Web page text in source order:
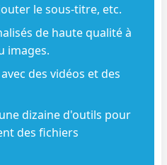
le sous-titre, etc.
de haute qualité à
images.
des vidéos et des
dizaine d'outils pour
des fichiers